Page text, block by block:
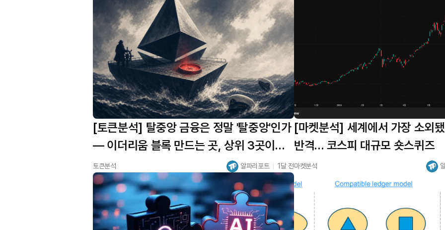
[토큰분석] 탈중앙 금융은 정말 '탈중앙'인가
— 이더리움 블록 만드는 곳, 상위 3곳이
93%를 가져갔다
토큰분석 알파리포트 1달 전
[마켓분석] 세계에서 가장 소외
반격… 코스피 대규모 숏스퀴즈
마켓분석